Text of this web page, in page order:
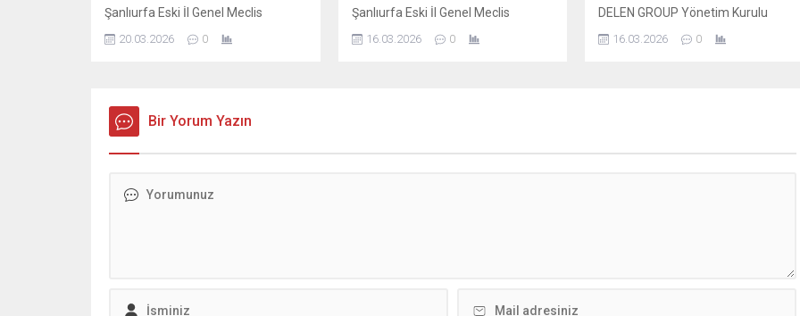
Şanlıurfa Eski İl Genel Meclis
Başkanı ve İş insanı Mustafa YAVUZ
Ramazan Bayramı dolayısıyla
sabır, yardımlaşma ve dayanışma
duygularının güçlendiğini belirterek,
bayramların ise bu güzel değerlerin
müstesna zamanlar olduğunu ifade
20.03.2026 0
Şanlıurfa Eski İl Genel Meclis
Başkanı ve iş insanı Mustafa YAVUZ
Kadir Gecesi dolayısıyla yayımladığı
hayırlı olduğu müjdelenen Kadir
16.03.2026 0
DELEN GROUP Yönetim Kurulu
Başkanı ve Şanlıurfaspor Asbaşkanı
Osman Delen, mübarek Kadir
gecenin birlik, beraberlik ve
16.03.2026 0
Bir Yorum Yazın